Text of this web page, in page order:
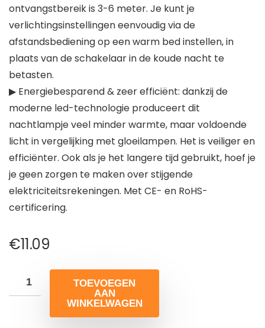
ontvangstbereik is 3-6 meter. Je kunt je
verlichtingsinstellingen eenvoudig via de
afstandsbediening op een warm bed instellen, in
plaats van de schakelaar in de koude nacht te
betasten.
▶ Energiebesparend & zeer efficiënt: dankzij de
moderne led-technologie produceert dit
nachtlampje veel minder warmte, maar voldoende
licht in vergelijking met gloeilampen. Het is veiliger en
efficiënter. Ook als je het langere tijd gebruikt, hoef je
je geen zorgen te maken over stijgende
elektriciteitsrekeningen. Met CE- en RoHS-
certificering.
€11.09
TOEVOEGEN
AAN
WINKELWAGEN